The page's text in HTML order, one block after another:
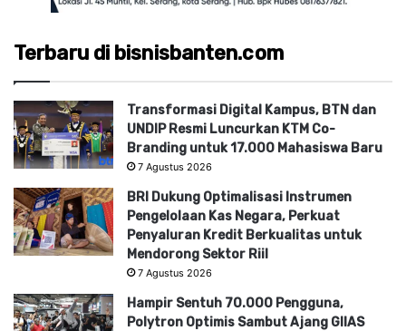
Terbaru di bisnisbanten.com
Transformasi Digital Kampus, BTN dan
UNDIP Resmi Luncurkan KTM Co-
Branding untuk 17.000 Mahasiswa Baru
7 Agustus 2026
BRI Dukung Optimalisasi Instrumen
Pengelolaan Kas Negara, Perkuat
Penyaluran Kredit Berkualitas untuk
Mendorong Sektor Riil
7 Agustus 2026
Hampir Sentuh 70.000 Pengguna,
Polytron Optimis Sambut Ajang GIIAS